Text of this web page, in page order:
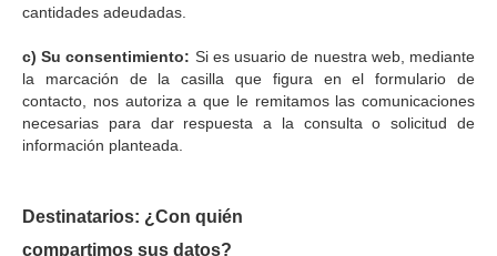
cantidades adeudadas.
c) Su consentimiento: Si es usuario de nuestra web, mediante
la marcación de la casilla que figura en el formulario de
contacto, nos autoriza a que le remitamos las comunicaciones
necesarias para dar respuesta a la consulta o solicitud de
información planteada.
Destinatarios: ¿Con quién
compartimos sus datos?